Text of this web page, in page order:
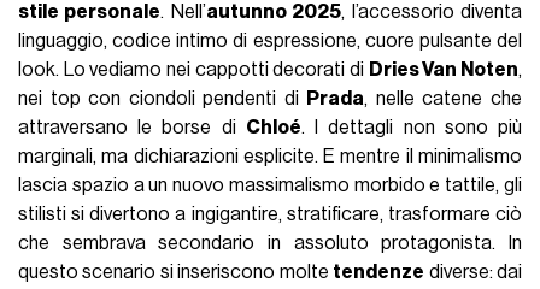
stile personale. Nell’autunno 2025, l’accessorio diventa
linguaggio, codice intimo di espressione, cuore pulsante del
look. Lo vediamo nei cappotti decorati di Dries Van Noten,
nei top con ciondoli pendenti di
Prada, nelle catene che
attraversano le borse di Chloé. I dettagli non sono più
marginali, ma dichiarazioni esplicite. E mentre il minimalismo
lascia spazio a un nuovo massimalismo morbido e tattile, gli
stilisti si divertono a ingigantire, stratificare, trasformare ciò
che sembrava secondario in assoluto protagonista. In
questo scenario si inseriscono molte tendenze diverse: dai